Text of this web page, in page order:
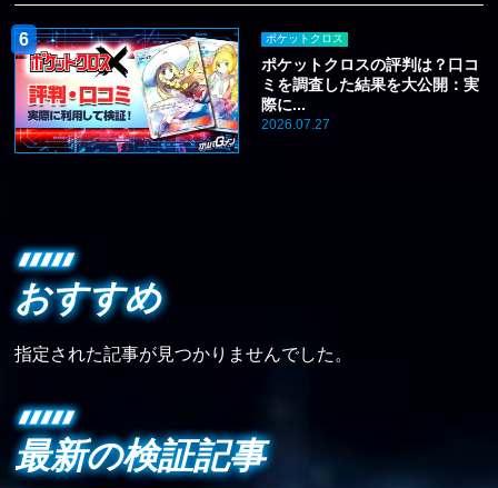
ポケットクロス
ポケットクロスの評判は？口コ
ミを調査した結果を大公開：実
際に...
2026.07.27
おすすめ
指定された記事が見つかりませんでした。
最新の検証記事